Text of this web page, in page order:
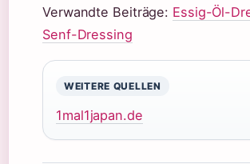
Verwandte Beiträge: Essig-Öl-
Senf-Dressing
WEITERE QUELLEN
1mal1japan.de